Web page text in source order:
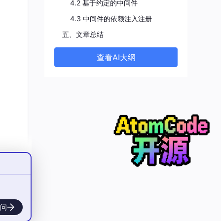
4.2 基于约定的中间件
4.3 中间件的依赖注入注册
五、文章总结
查看AI大纲